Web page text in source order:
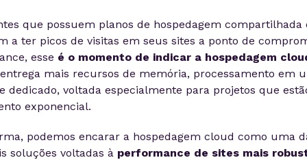
que possuem planos de hospedagem compartilhada
a ter picos de visitas em seus sites a ponto de
esse é o momento de indicar a hospedagem
mais recursos de memória, processamento em
dedicado, voltada especialmente para projetos que
exponencial.
podemos encarar a hospedagem cloud como uma
soluções voltadas à performance de sites mais